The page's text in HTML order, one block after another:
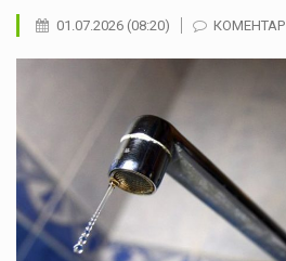
01.07.2026 (08:20) КОМЕНТАР